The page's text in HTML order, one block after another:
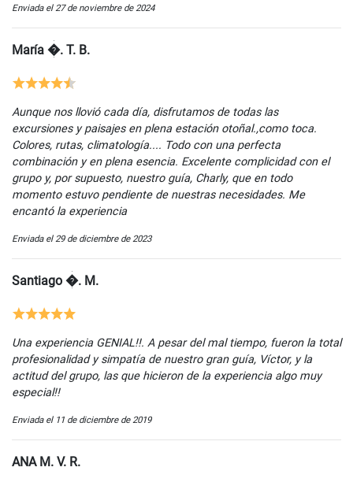
Enviada el 27 de noviembre de 2024
María �. T. B.
Aunque nos llovió cada día, disfrutamos de todas las
excursiones y paisajes en plena estación otoñal.,como toca.
Colores, rutas, climatología.... Todo con una perfecta
combinación y en plena esencia. Excelente complicidad con el
grupo y, por supuesto, nuestro guía, Charly, que en todo
momento estuvo pendiente de nuestras necesidades. Me
encantó la experiencia
Enviada el 29 de diciembre de 2023
Santiago �. M.
Una experiencia GENIAL!!. A pesar del mal tiempo, fueron la total
profesionalidad y simpatía de nuestro gran guía, Víctor, y la
actitud del grupo, las que hicieron de la experiencia algo muy
especial!!
Enviada el 11 de diciembre de 2019
ANA M. V. R.